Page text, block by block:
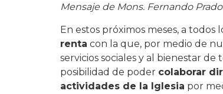
Mensaje de Mons. Fernando Prado
En estos próximos meses, a
renta con la que, por medio de
servicios sociales y al bienestar de
posibilidad de poder colaborar
actividades de la Iglesia por